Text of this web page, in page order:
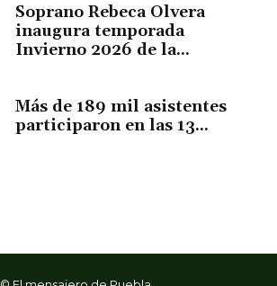
Soprano Rebeca Olvera
inaugura temporada
Invierno 2026 de la...
Más de 189 mil asistentes
participaron en las 13...